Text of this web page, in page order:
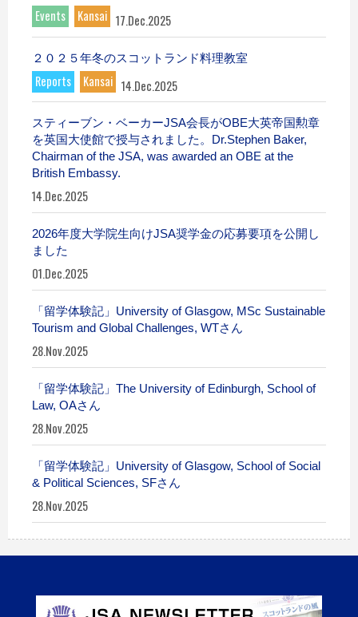
Events Kansai 17.Dec.2025
２０２５年冬のスコットランド料理教室
Reports Kansai 14.Dec.2025
スティーブン・ベーカーJSA会長がOBE大英帝国勲章
を英国大使館で授与されました。Dr.Stephen Baker,
Chairman of the JSA, was awarded an OBE at the
British Embassy.
14.Dec.2025
2026年度大学院生向けJSA奨学金の応募要項を公開し
ました
01.Dec.2025
「留学体験記」University of Glasgow, MSc Sustainable
Tourism and Global Challenges, WTさん
28.Nov.2025
「留学体験記」The University of Edinburgh, School of
Law, OAさん
28.Nov.2025
「留学体験記」University of Glasgow, School of Social
& Political Sciences, SFさん
28.Nov.2025